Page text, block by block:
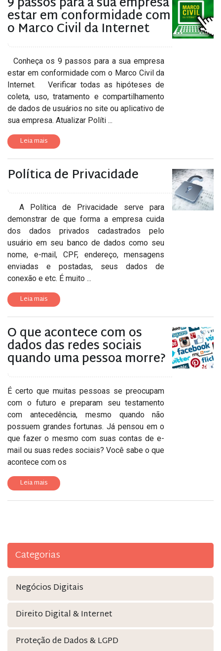
estar em conformidade com
o Marco Civil da Internet
Conheça os 9 passos para a sua empresa
estar em conformidade com o Marco Civil da
Internet. Verificar todas as hipóteses de
coleta, uso, tratamento e compartilhamento
de dados de usuários no site ou aplicativo de
sua empresa. Atualizar Políti ...
Leia mais
Política de Privacidade
A Política de Privacidade serve para
demonstrar de que forma a empresa cuida
dos dados privados cadastrados pelo
usuário em seu banco de dados como seu
nome, e-mail, CPF, endereço, mensagens
enviadas e postadas, seus dados de
conexão e etc. É muito ...
Leia mais
O que acontece com os
dados das redes sociais
quando uma pessoa morre?
É certo que muitas pessoas se preocupam
com o futuro e preparam seu testamento
com antecedência, mesmo quando não
possuem grandes fortunas. Já pensou em o
que fazer o mesmo com suas contas de e-
mail ou suas redes sociais? Você sabe o que
acontece com os
Leia mais
Categorias
Negócios Digitais
Direito Digital & Internet
Proteção de Dados & LGPD